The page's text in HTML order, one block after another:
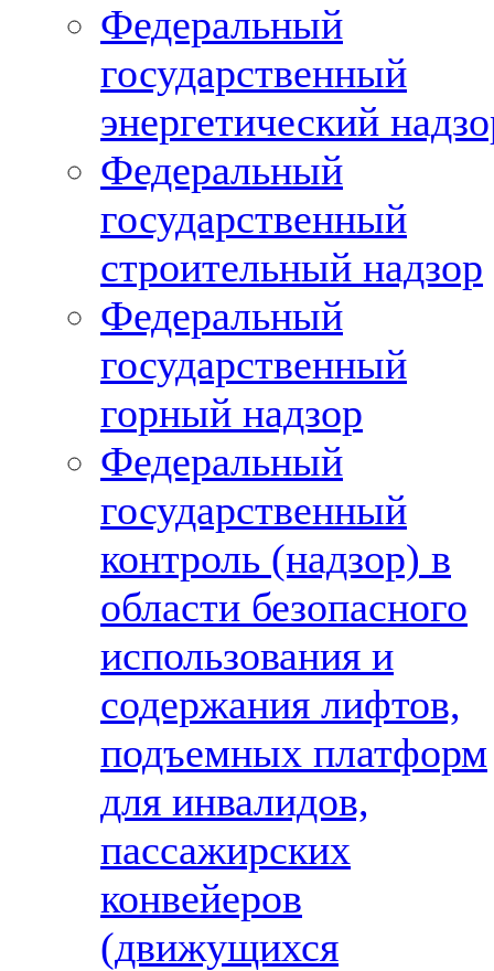
Федеральный
государственный
энергетический
Федеральный
государственный
строительный надзор
Федеральный
государственный
горный надзор
Федеральный
государственный
контроль (надзор) в
области безопасного
использования и
содержания лифтов,
подъемных платформ
для инвалидов,
пассажирских
конвейеров
(движущихся